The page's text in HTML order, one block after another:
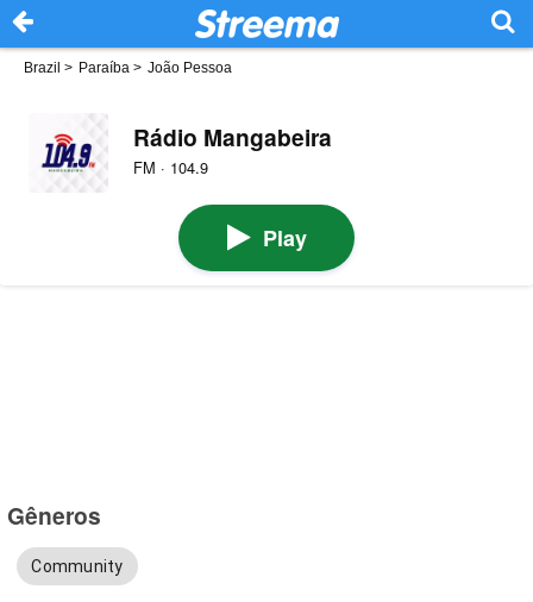
Brazil > Paraíba > João Pessoa
Rádio Mangabeira
FM · 104.9
Play
Gêneros
Community